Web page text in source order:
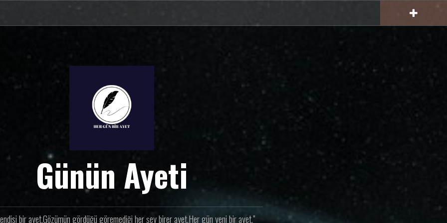
Günün Ayeti
bir ayet.Gözümün gördüğü göremediği her şey birer ayet.Her gün yeni bir ayet.”